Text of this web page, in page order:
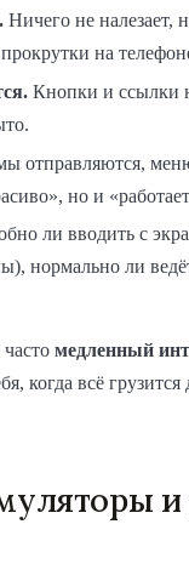
Ничего не налезает,
на
Кнопки и ссылки
отправляются,
но и
ли вводить с
нормально ли
медленный
когда всё